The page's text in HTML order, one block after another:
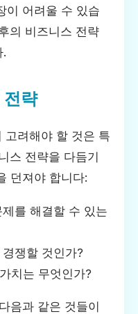
이 어려울 수 있습
의 비즈니스 전략
.
전략
고려해야 할 것은 특
스 전략을 다듬기
던져야 합니다:
를 해결할 수 있는
쟁할 것인가?
치는 무엇인가?
음과 같은 것들이